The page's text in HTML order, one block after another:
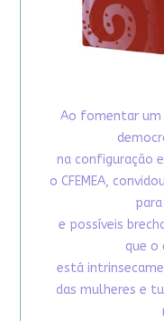
Ao fomentar um
na configuração
o CFEMEA,
e possíveis
que o
está
das mulheres e